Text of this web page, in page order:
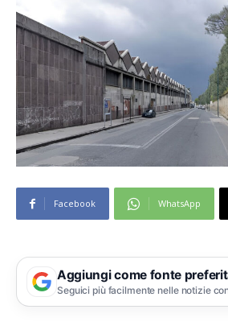
Facebook WhatsApp
Aggiungi come fonte
Seguici più facilmente nelle notizie